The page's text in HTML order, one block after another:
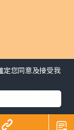
濟日報版權所有©2026
定您同意及接受我